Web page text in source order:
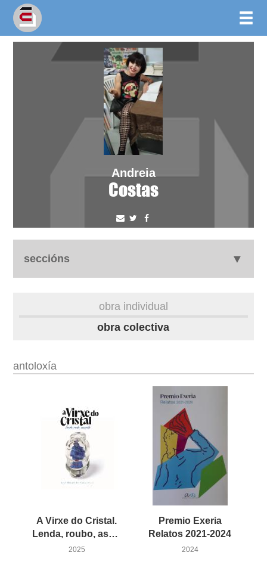
Andreia
Costas
seccións
outros docs
obra individual
obra colectiva
antoloxía
A Virxe do Cristal.
Lenda, roubo, asasinato
2025
Premio Exeria
Relatos 2021-2024
2024